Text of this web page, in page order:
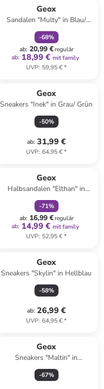
Geox
Sandalen "Multy" in Blau/
Gelb
-68%
ab: 20,99 €regulär
ab: 18,99 € mit family
UVP: 59,95 €*
Geox
Sneakers "Inek" in Grau/ Grün
-50%
ab: 31,99 €
UVP: 64,95 €*
Geox
Halbsandalen "Elthan" in
Dunkelblau/ Rot
-71%
ab: 16,99 €regulär
ab: 14,99 € mit family
UVP: 52,95 €*
Geox
Sneakers "Skylin" in Hellblau
-58%
ab: 26,99 €
UVP: 64,95 €*
Geox
Sneakers "Maltin" in
Dunkelblau/ Pink
-67%